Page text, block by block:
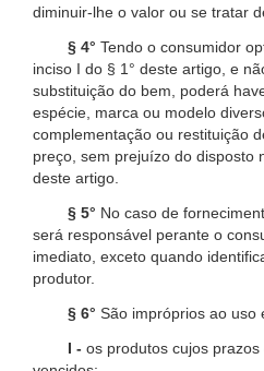
diminuir-lhe o valor ou se tratar
§ 4° Tendo o consumidor
inciso I do § 1° deste artigo, e
substituição do bem, poderá
espécie, marca ou modelo
complementação ou restituição
preço, sem prejuízo do disposto
deste artigo.
§ 5° No caso de
será responsável perante o
imediato, exceto quando
produtor.
§ 6° São impróprios ao uso
I - os produtos cujos